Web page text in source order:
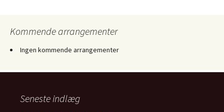
Kommende arrangementer
Ingen kommende arrangementer
Seneste indlæg